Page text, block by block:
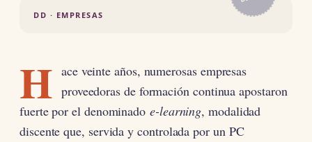
DD · EMPRESAS
H ace veinte años, numerosas empresas
proveedoras de formación continua apostaron
fuerte por el denominado e-learning, modalidad
discente que, servida y controlada por un PC